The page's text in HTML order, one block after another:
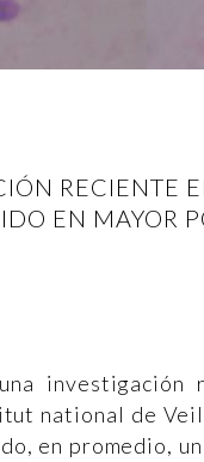
RECIENTE
EN MAYOR
national de
en promedio,